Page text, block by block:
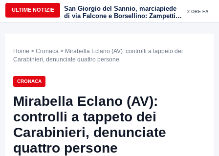
ULTIME NOTIZIE
San Giorgio del Sannio, marciapiede
di via Falcone e Borsellino: Zampetti e
Lombardi replicano alle polemiche
2 ORE FA
Home > Cronaca > Mirabella Eclano (AV): controlli a tappeto dei
Carabinieri, denunciate quattro persone
CRONACA
Mirabella Eclano (AV):
controlli a tappeto dei
Carabinieri, denunciate
quattro persone